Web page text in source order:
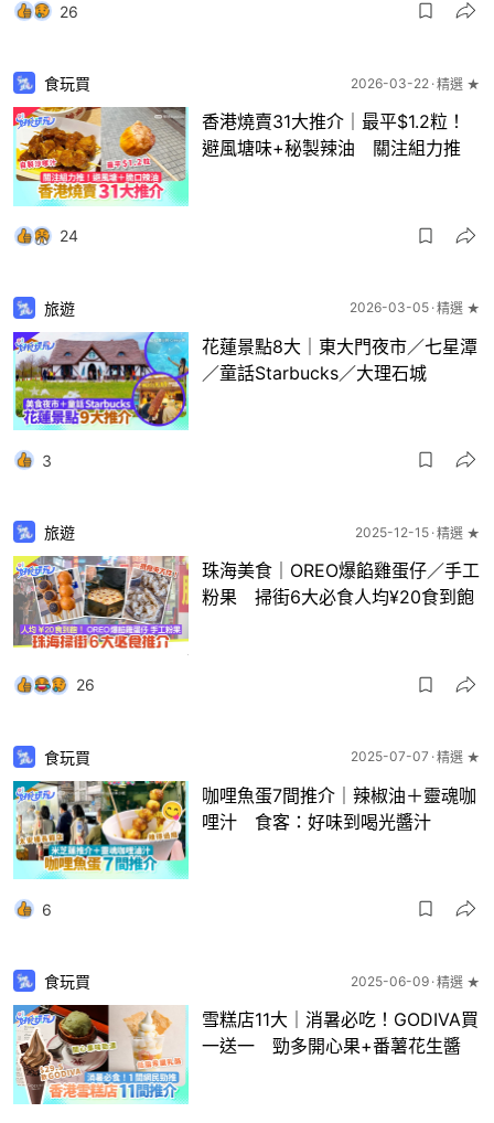
26
食玩買 2026-03-22 精選 ★
香港燒賣31大推介｜最平$1.2粒！
避風塘味+秘製辣油 關注組力推
24
旅遊 2026-03-05 精選 ★
花蓮景點8大｜東大門夜市／七星潭
／童話Starbucks／大理石城
3
旅遊 2025-12-15 精選 ★
珠海美食｜OREO爆餡雞蛋仔／手工
粉果 掃街6大必食人均¥20食到飽
26
食玩買 2025-07-07 精選 ★
咖哩魚蛋7間推介｜辣椒油＋靈魂咖
哩汁 食客：好味到喝光醬汁
6
食玩買 2025-06-09 精選 ★
雪糕店11大｜消暑必吃！GODIVA買
一送一 勁多開心果+番薯花生醬